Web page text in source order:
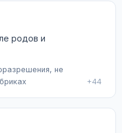
родов и
не
+44